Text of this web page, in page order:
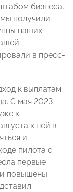
бизнеса,
получили
наших
в пресс-
к выплатам
С мая 2023
к
к ней в
и
пилота с
первые
повышены